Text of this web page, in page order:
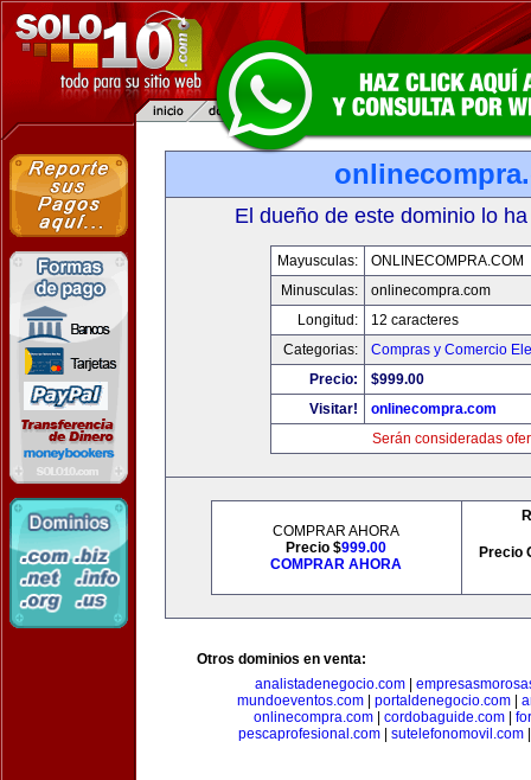
El dueño de este dominio lo
Mayusculas:
ONLINECOMPRA.COM
Minusculas:
onlinecompra.com
Longitud:
12 caracteres
Categorias:
Compras y Comercio
Precio:
$999.00
Visitar!
onlinecompra.com
Serán consideradas
COMPRAR AHORA
Precio $999.00
COMPRAR AHORA
Precio
Otros dominios en venta:
analistadenegocio.com
mundoeventos.com| portaldenegocio.com|
onlinecompra.com| cordobaguide.com|
pescaprofesional.com| sutelefonomovil.com